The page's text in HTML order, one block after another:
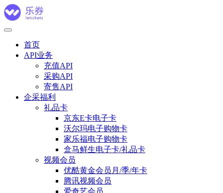
首页
API业务
充值API
采购API
寄售API
企采福利
礼品卡
京东E卡电子卡
沃尔玛电子购物卡
家乐福电子购物卡
盒马鲜生电子卡/礼品卡
视频会员
优酷黄金会员月/季/年卡
腾讯视频会员
爱奇艺会员